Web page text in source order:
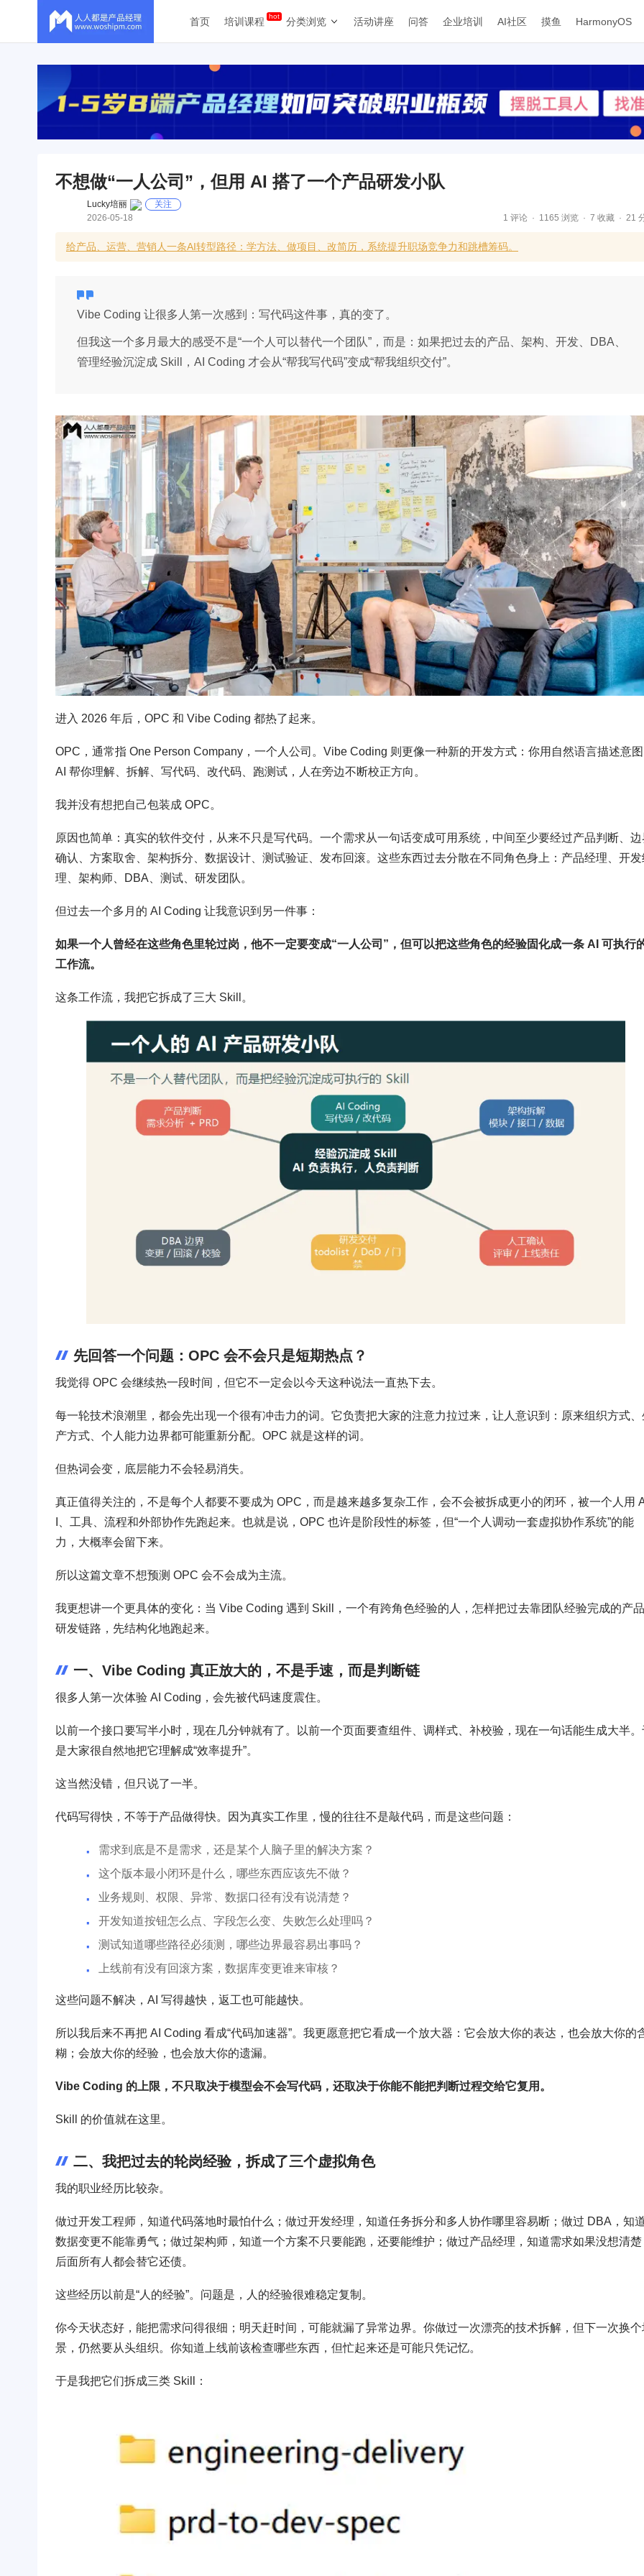
首页 培训课程 分类浏览 活动讲座 问答 企业培训 AI社区 摸鱼 HarmonyOS
不想做“一人公司”，但用 AI 搭了一个产品研发小队
Lucky培丽
关注
2026-05-18
1 评论 1165 浏览 7 收藏 21
给产品、运营、营销人一条AI转型路径：学方法、做项目、改简历，系统提升职场竞争力和跳槽筹码。
Vibe Coding 让很多人第一次感到：写代码这件事，真的变了。
但我这一个多月最大的感受不是“一个人可以替代一个团队”，而是：如果把过去的产品、架构、开发、DBA、
管理经验沉淀成 Skill，AI Coding 才会从“帮我写代码”变成“帮我组织交付”。
进入 2026 年后，OPC 和 Vibe Coding 都热了起来。
OPC，通常指 One Person Company，一个人公司。Vibe Coding 则更像一种新的开发方式：你用自然语言描述意图
AI 帮你理解、拆解、写代码、改代码、跑测试，人在旁边不断校正方向。
我并没有想把自己包装成 OPC。
原因也简单：真实的软件交付，从来不只是写代码。一个需求从一句话变成可用系统，中间至少要经过产品判断、边
确认、方案取舍、架构拆分、数据设计、测试验证、发布回滚。这些东西过去分散在不同角色身上：产品经理、开发
理、架构师、DBA、测试、研发团队。
但过去一个多月的 AI Coding 让我意识到另一件事：
如果一个人曾经在这些角色里轮过岗，他不一定要变成“一人公司”，但可以把这些角色的经验固化成一条 AI 可执行
工作流。
这条工作流，我把它拆成了三大 Skill。
先回答一个问题：OPC 会不会只是短期热点？
我觉得 OPC 会继续热一段时间，但它不一定会以今天这种说法一直热下去。
每一轮技术浪潮里，都会先出现一个很有冲击力的词。它负责把大家的注意力拉过来，让人意识到：原来组织方式、
产方式、个人能力边界都可能重新分配。OPC 就是这样的词。
但热词会变，底层能力不会轻易消失。
真正值得关注的，不是每个人都要不要成为 OPC，而是越来越多复杂工作，会不会被拆成更小的闭环，被一个人用
I、工具、流程和外部协作先跑起来。也就是说，OPC 也许是阶段性的标签，但“一个人调动一套虚拟协作系统”的能
力，大概率会留下来。
所以这篇文章不想预测 OPC 会不会成为主流。
我更想讲一个更具体的变化：当 Vibe Coding 遇到 Skill，一个有跨角色经验的人，怎样把过去靠团队经验完成的产品
研发链路，先结构化地跑起来。
一、Vibe Coding 真正放大的，不是手速，而是判断链
很多人第一次体验 AI Coding，会先被代码速度震住。
以前一个接口要写半小时，现在几分钟就有了。以前一个页面要查组件、调样式、补校验，现在一句话能生成大半。
是大家很自然地把它理解成“效率提升”。
这当然没错，但只说了一半。
代码写得快，不等于产品做得快。因为真实工作里，慢的往往不是敲代码，而是这些问题：
需求到底是不是需求，还是某个人脑子里的解决方案？
这个版本最小闭环是什么，哪些东西应该先不做？
业务规则、权限、异常、数据口径有没有说清楚？
开发知道按钮怎么点、字段怎么变、失败怎么处理吗？
测试知道哪些路径必须测，哪些边界最容易出事吗？
上线前有没有回滚方案，数据库变更谁来审核？
这些问题不解决，AI 写得越快，返工也可能越快。
所以我后来不再把 AI Coding 看成“代码加速器”。我更愿意把它看成一个放大器：它会放大你的表达，也会放大你的
糊；会放大你的经验，也会放大你的遗漏。
Vibe Coding 的上限，不只取决于模型会不会写代码，还取决于你能不能把判断过程交给它复用。
Skill 的价值就在这里。
二、我把过去的轮岗经验，拆成了三个虚拟角色
我的职业经历比较杂。
做过开发工程师，知道代码落地时最怕什么；做过开发经理，知道任务拆分和多人协作哪里容易断；做过 DBA，知
数据变更不能靠勇气；做过架构师，知道一个方案不只要能跑，还要能维护；做过产品经理，知道需求如果没想清楚
后面所有人都会替它还债。
这些经历以前是“人的经验”。问题是，人的经验很难稳定复制。
你今天状态好，能把需求问得很细；明天赶时间，可能就漏了异常边界。你做过一次漂亮的技术拆解，但下一次换个
景，仍然要从头组织。你知道上线前该检查哪些东西，但忙起来还是可能只凭记忆。
于是我把它们拆成三类 Skill：